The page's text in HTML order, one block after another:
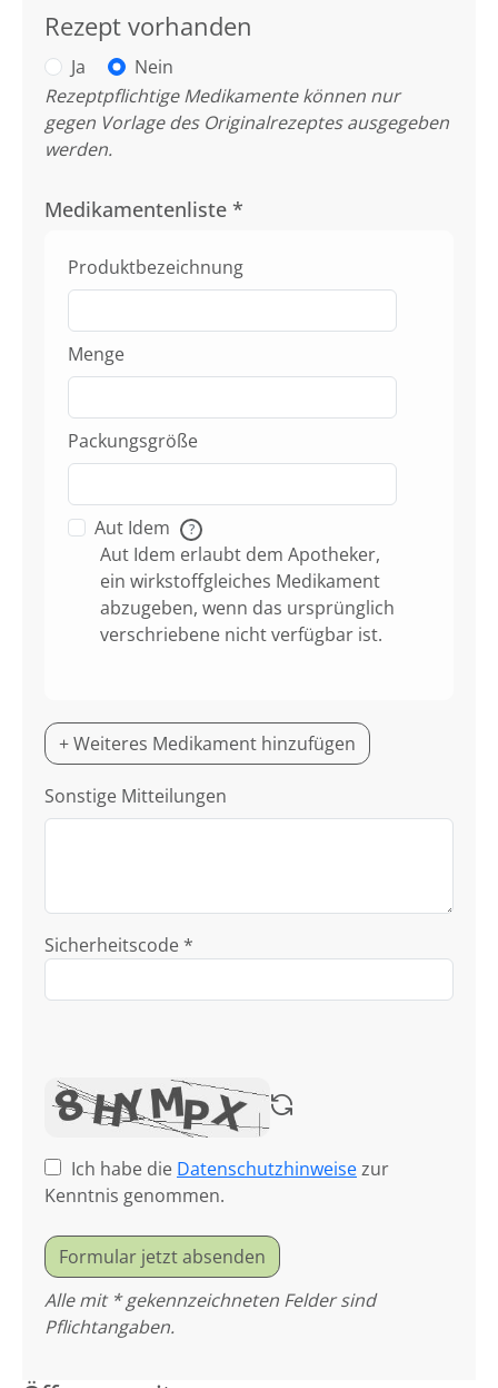
Rezept vorhanden
Ja
Nein
Rezeptpflichtige Medikamente können nur
gegen Vorlage des Originalrezeptes ausgegeben
werden.
Medikamentenliste *
Produktbezeichnung
Menge
Packungsgröße
Aut Idem ?
Aut Idem erlaubt dem Apotheker,
ein wirkstoffgleiches Medikament
abzugeben, wenn das ursprünglich
verschriebene nicht verfügbar ist.
+ Weiteres Medikament hinzufügen
Sonstige Mitteilungen
Sicherheitscode *
Ich habe die Datenschutzhinweisezur
Kenntnis genommen.
Formular jetzt absenden
Alle mit * gekennzeichneten Felder sind
Pflichtangaben.